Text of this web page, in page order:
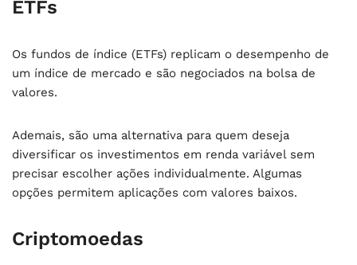
ETFs
Os fundos de índice (ETFs) replicam o desempenho de
um índice de mercado e são negociados na bolsa de
valores.
Ademais, são uma alternativa para quem deseja
diversificar os investimentos em renda variável sem
precisar escolher ações individualmente. Algumas
opções permitem aplicações com valores baixos.
Criptomoedas